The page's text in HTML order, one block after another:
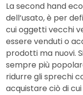
La second hand
dell’usato, è per
cui oggetti vecchi
essere venduti o
prodotti ma nuovi.
sempre più
ridurre gli sprechi
acquistare ciò di